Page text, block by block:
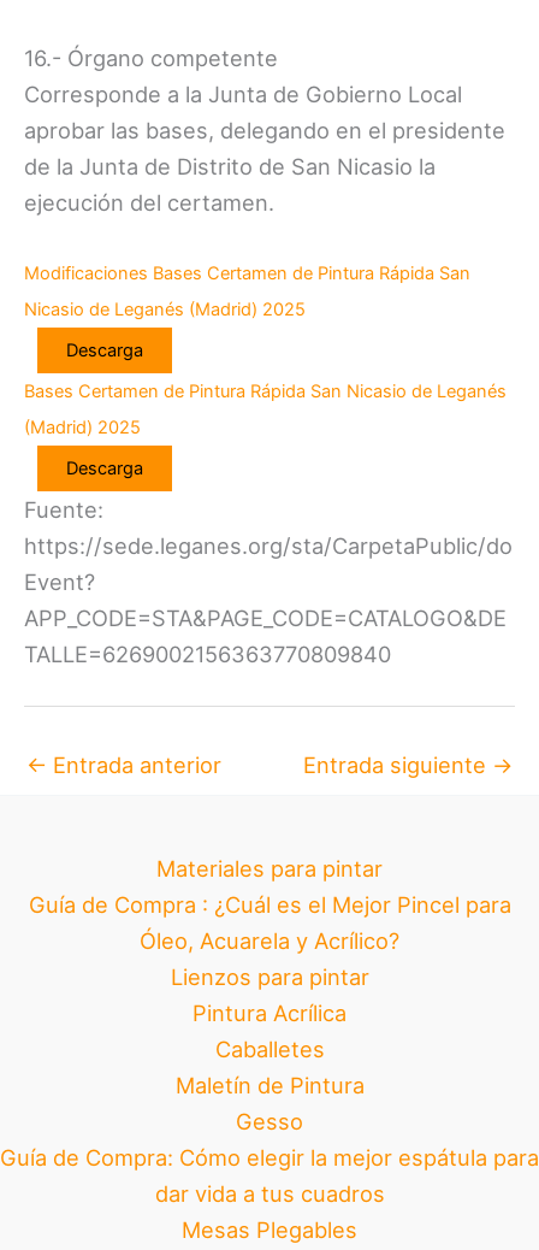
16.- Órgano competente
Corresponde a la Junta de Gobierno Local
aprobar las bases, delegando en el presidente
de la Junta de Distrito de San Nicasio la
ejecución del certamen.
Modificaciones Bases Certamen de Pintura Rápida San
Nicasio de Leganés (Madrid) 2025
Descarga
Bases Certamen de Pintura Rápida San Nicasio de Leganés
(Madrid) 2025
Descarga
Fuente:
https://sede.leganes.org/sta/CarpetaPublic/do
Event?
APP_CODE=STA&PAGE_CODE=CATALOGO&DE
TALLE=6269002156363770809840
← Entrada anterior Entrada siguiente →
Materiales para pintar
Guía de Compra : ¿Cuál es el Mejor Pincel para
Óleo, Acuarela y Acrílico?
Lienzos para pintar
Pintura Acrílica
Caballetes
Maletín de Pintura
Gesso
Guía de Compra: Cómo elegir la mejor espátula para
dar vida a tus cuadros
Mesas Plegables